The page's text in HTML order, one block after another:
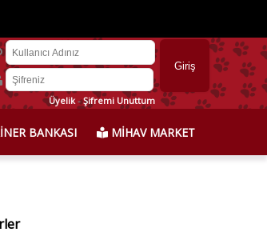
Üyelik-Şifremi Unuttum
BANKASI MİHAV MARKET